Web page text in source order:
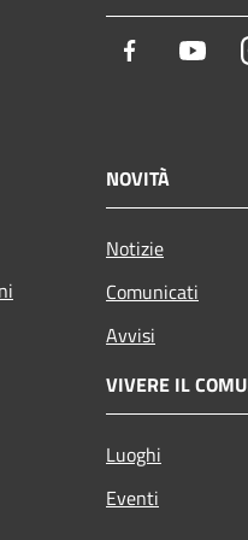
Facebook
NOVITÀ
Notizie
Comunicati
Avvisi
VIVERE IL
Luoghi
Eventi